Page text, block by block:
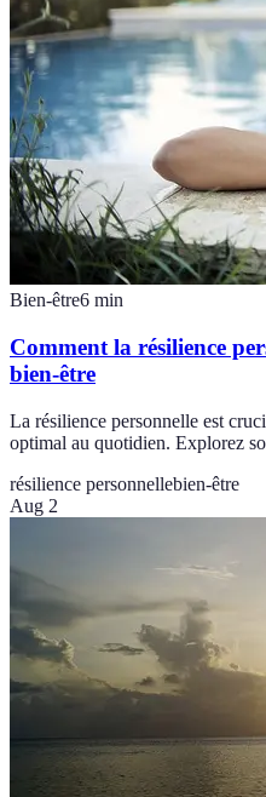
Bien-être6 min
Comment la résilience
bien-être
La résilience personnelle est
optimal au quotidien. Explorez
résilience personnellebien-être
Aug 2